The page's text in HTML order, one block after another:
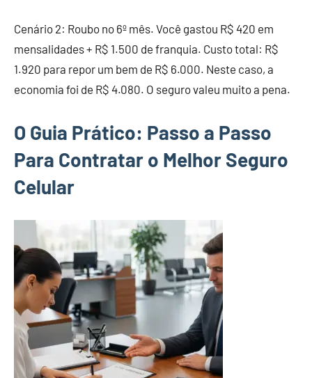
Cenário 2: Roubo no 6º mês. Você gastou R$ 420 em
mensalidades + R$ 1.500 de franquia. Custo total: R$
1.920 para repor um bem de R$ 6.000. Neste caso, a
economia foi de R$ 4.080. O seguro valeu muito a pena.
O Guia Prático: Passo a Passo
Para Contratar o Melhor Seguro
Celular